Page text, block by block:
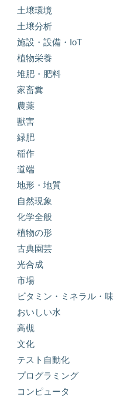
土壌環境
土壌分析
施設・設備・IoT
植物栄養
堆肥・肥料
家畜糞
農薬
獣害
緑肥
稲作
道端
地形・地質
自然現象
化学全般
植物の形
古典園芸
光合成
市場
ビタミン・ミネラル・味
おいしい水
高槻
文化
テスト自動化
プログラミング
コンピュータ